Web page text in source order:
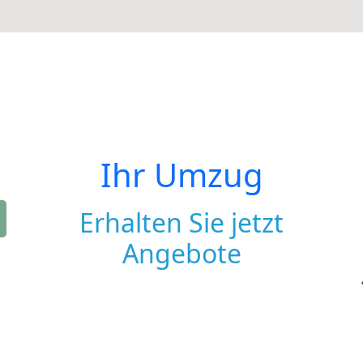
Ihr Umzug
Erhalten Sie jetzt
Angebote